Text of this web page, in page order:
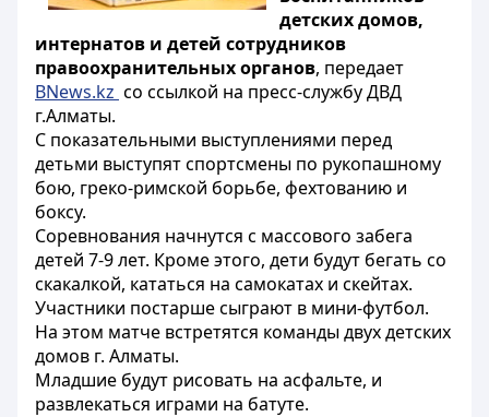
детских домов,
интернатов и детей сотрудников
правоохранительных органов, передает
BNews.kz со ссылкой на пресс-службу ДВД
г.Алматы.
С показательными выступлениями перед
детьми выступят спортсмены по рукопашному
бою, греко-римской борьбе, фехтованию и
боксу.
Соревнования начнутся с массового забега
детей 7-9 лет. Кроме этого, дети будут бегать со
скакалкой, кататься на самокатах и скейтах.
Участники постарше сыграют в мини-футбол.
На этом матче встретятся команды двух детских
домов г. Алматы.
Младшие будут рисовать на асфальте, и
развлекаться играми на батуте.